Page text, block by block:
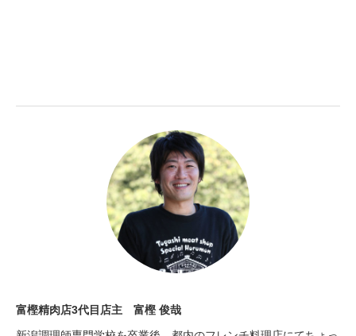
富樫精肉店3代目店主 富樫 俊哉